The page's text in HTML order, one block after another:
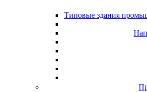
Типовые здания